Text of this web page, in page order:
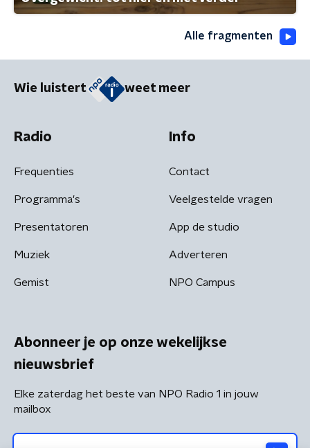
Alle fragmenten
Wie luistert weet meer
Radio
Frequenties
Programma's
Presentatoren
Muziek
Gemist
Info
Contact
Veelgestelde vragen
App de studio
Adverteren
NPO Campus
Abonneer je op onze wekelijkse
nieuwsbrief
Elke zaterdag het beste van NPO Radio 1 in jouw
mailbox